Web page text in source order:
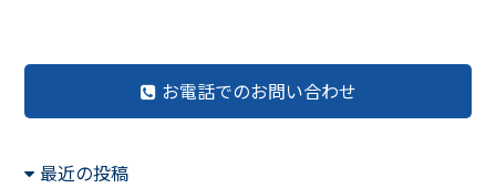
お電話でのお問い合わせ
最近の投稿